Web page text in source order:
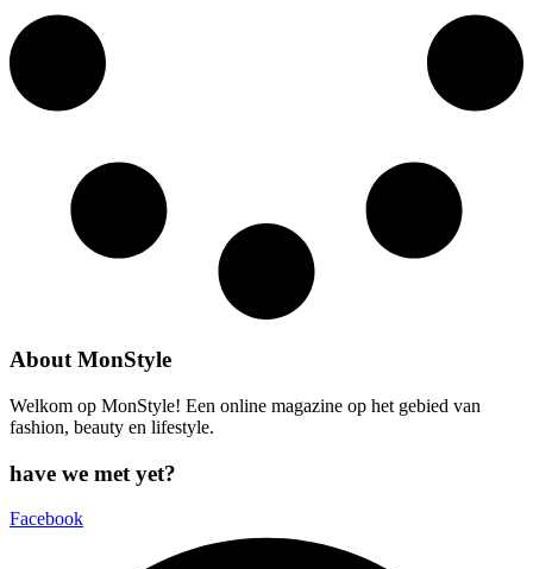
About MonStyle
Welkom op MonStyle! Een online magazine op het gebied van
fashion, beauty en lifestyle.
have we met yet?
Facebook